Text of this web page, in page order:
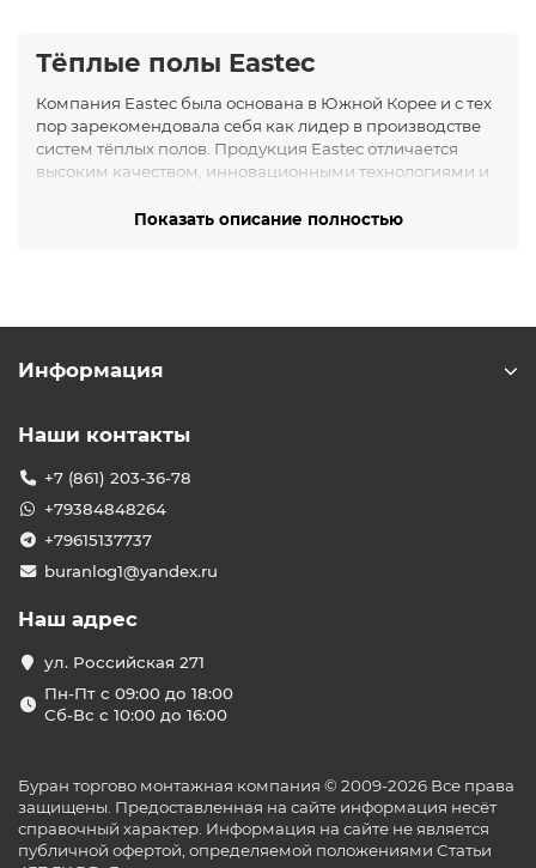
Тёплые полы Eastec
Компания Eastec была основана в Южной Корее и с тех
пор зарекомендовала себя как лидер в производстве
систем тёплых полов. Продукция Eastec отличается
высоким качеством, инновационными технологиями и
материалы и строгий контроль качества на всех этапах
Инфракрасные плёночные тёплые полы
или линолеум.
предназначены для укладки под плитку,
обеспечивая равномерный прогрев пола.
Кабельные тёплые полы
различных типов покрытий и обеспечивают
Термоплёнка
безопасный в эксплуатации.
Функциональные особенности и
технологии
технологиями, такими как:
Саморегулирующийся нагрев – система
автоматически регулирует температуру,
Показать описание полностью
Информация
Наши контакты
+7 (861) 203-36-78
+79384848264
+79615137737
buranlog1@yandex.ru
Наш адрес
ул. Российская 271
Пн-Пт с 09:00 до 18:00
Сб-Вс с 10:00 до 16:00
Буран торгово монтажная компания © 2009-2026 Все права
защищены. Предоставленная на сайте информация несёт
справочный характер. Информация на сайте не является
публичной офертой, определяемой положениями Статьи